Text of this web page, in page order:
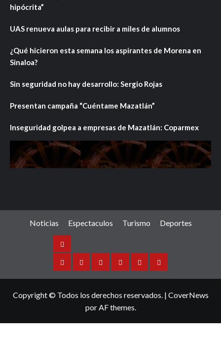
hipócrita”
UAS renueva aulas para recibir a miles de alumnos
¿Qué hicieron esta semana los aspirantes de Morena en
Sinaloa?
Sin seguridad no hay desarrollo: Sergio Rojas
Presentan campaña “Cuéntame Mazatlán”
Inseguridad golpea a empresas de Mazatlán: Coparmex
Noticias Espectaculos Turismo Deportes
Noticias
SinaloaNacionalInternacionalEspectaculos
TurismoDeportes
Copyright © Todos los derechos reservados. | CoverNews
por AF themes.